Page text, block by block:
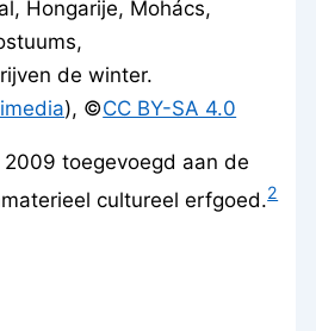
de winter.
), ©CC BY-SA 4.0
toegevoegd aan de
cultureel erfgoed.2